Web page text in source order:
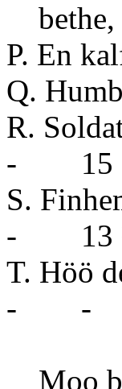
bethe,
P. En
Q.
R.
- 15
S.
- 13
T.
-
Moo